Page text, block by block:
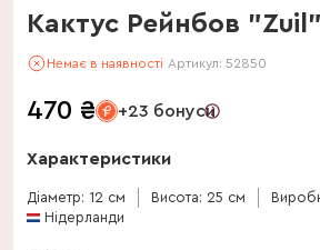
Кактус Рейнбов
Немає в наявності Артикул: 52850
470 ₴ +23 бонуси
Характеристики
Діаметр: 12 см Висота: 25 см
Нідерланди